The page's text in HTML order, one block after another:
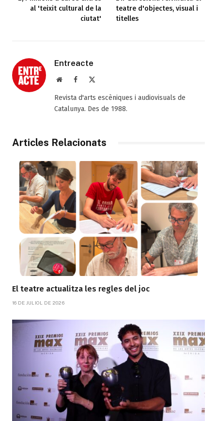
al 'teixit cultural de la
ciutat'
teatre d'objectes, visual i
titelles
Entreacte
Web Facebook
Revista d'arts escèniques i audiovisuals de
Catalunya. Des de 1988.
Articles Relacionats
El teatre actualitza les regles del joc
16 DE JULIOL DE 2026